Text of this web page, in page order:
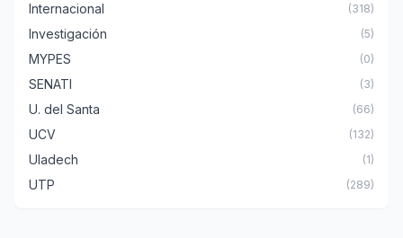
Internacional (318)
Investigación (5)
MYPES (0)
SENATI (3)
U. del Santa (66)
UCV (132)
Uladech (1)
UTP (289)